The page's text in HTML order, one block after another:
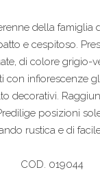
della famiglia
e cespitoso.
di colore grigio-
con infiorescenze
decorativi.
posizioni
rustica e di
COD. 019044